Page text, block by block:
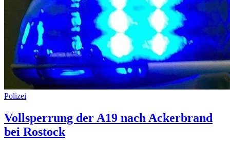
Polizei
Vollsperrung der A19 nach Ackerbrand
bei Rostock